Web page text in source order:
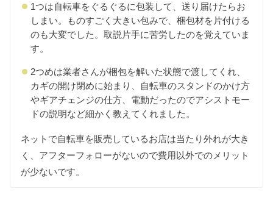
1つは自転車をぐるぐるに包装して、送り届けたらお
しまい。ものすごく大きい包みで、梱包材を片付ける
のも大変でした。取説片手に苦労したのを覚えていま
す。
2つめは業者さんが梱包を解いた状態で渡してくれ、
カギの開け閉めに始まり、自転車のスタンドのかけ方
やギアチェンジの仕方、電動だったのでアシストモー
ドの説明など細かく教えてくれました。
ネットで自転車を販売しているお店は当たり外れが大き
く、アフターフォローがないので費用以外でのメリット
が少ないです。